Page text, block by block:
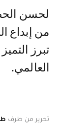
لحسن
من إبداع
تبرز
العالمي.
تحرير من طرف